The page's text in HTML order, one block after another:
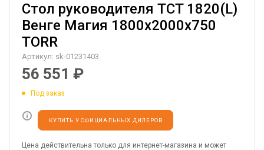
Стол руководителя TCT 1820(L)
Венге Магия 1800х2000х750
TORR
Артикул: sk-01231403
56 551 ₽
Под заказ
КУПИТЬ У ОФИЦИАЛЬНЫХ ДИЛЕРОВ
Цена действительна только для интернет-магазина и может